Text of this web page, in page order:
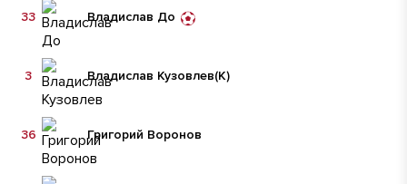
Владислав До
33
Владислав Кузовлев(К)
3
Григорий Воронов
36